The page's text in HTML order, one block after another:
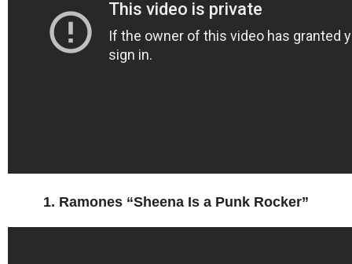
1. Ramones “Sheena Is a Punk Rocker”